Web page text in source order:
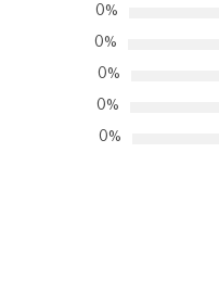
0%
0%
0%
0%
0%